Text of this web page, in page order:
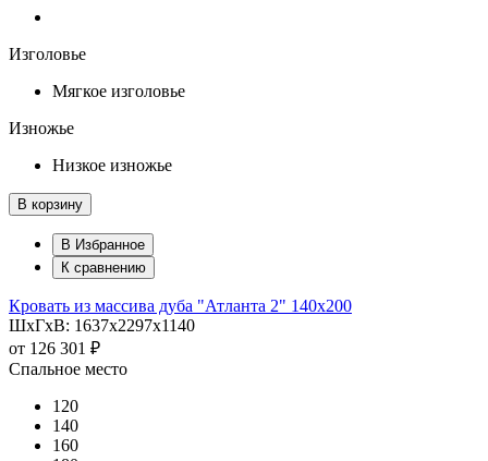
Изголовье
Мягкое изголовье
Изножье
Низкое изножье
В корзину
В Избранное
К сравнению
Кровать из массива дуба "Атланта 2" 140х200
ШхГхВ: 1637х2297х1140
от 126 301 ₽
Спальное место
120
140
160